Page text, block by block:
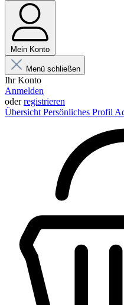
Mein Konto
Menü schließen
Ihr Konto
Anmelden
oderregistrieren
Übersicht Persönliches Profil